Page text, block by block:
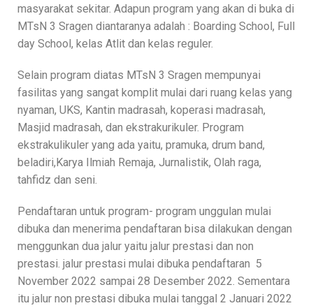
masyarakat sekitar. Adapun program yang akan di buka di
MTsN 3 Sragen diantaranya adalah : Boarding School, Full
day School, kelas Atlit dan kelas reguler.
Selain program diatas MTsN 3 Sragen mempunyai
fasilitas yang sangat komplit mulai dari ruang kelas yang
nyaman, UKS, Kantin madrasah, koperasi madrasah,
Masjid madrasah, dan ekstrakurikuler. Program
ekstrakulikuler yang ada yaitu, pramuka, drum band,
beladiri,Karya Ilmiah Remaja, Jurnalistik, Olah raga,
tahfidz dan seni.
Pendaftaran untuk program- program unggulan mulai
dibuka dan menerima pendaftaran bisa dilakukan dengan
menggunkan dua jalur yaitu jalur prestasi dan non
prestasi. jalur prestasi mulai dibuka pendaftaran 5
November 2022 sampai 28 Desember 2022. Sementara
itu jalur non prestasi dibuka mulai tanggal 2 Januari 2022